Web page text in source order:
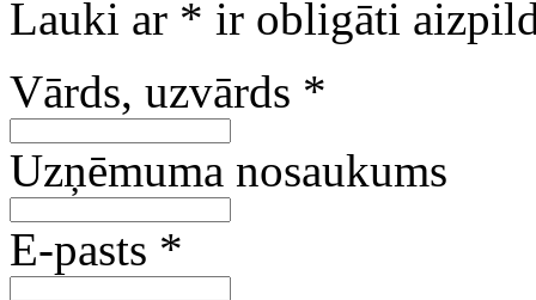
Lauki ar * ir obligāti
Vārds, uzvārds *
Uzņēmuma nosaukums
E-pasts *